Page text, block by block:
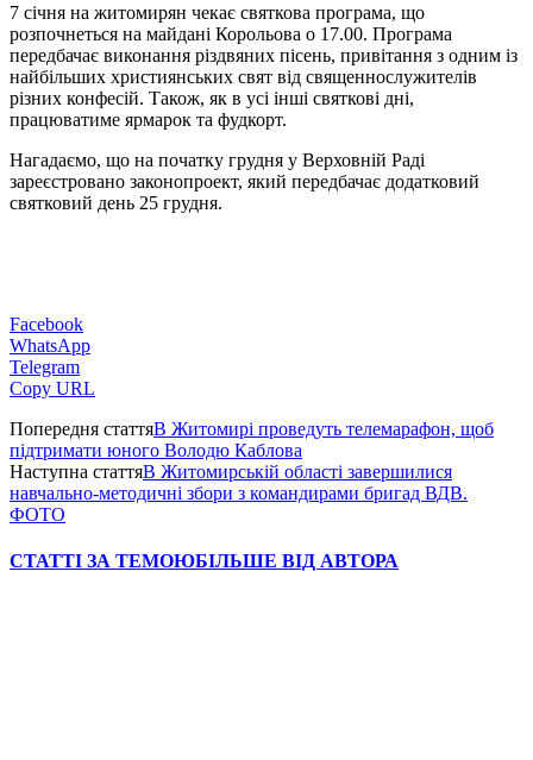
7 січня на житомирян чекає святкова програма, що
розпочнеться на майдані Корольова о 17.00. Програма
передбачає виконання різдвяних пісень, привітання з одним із
найбільших християнських свят від священнослужителів
різних конфесій. Також, як в усі інші святкові дні,
працюватиме ярмарок та фудкорт.
Нагадаємо, що на початку грудня у Верховній Раді
зареєстровано законопроект, який передбачає додатковий
святковий день 25 грудня.
Facebook
WhatsApp
Telegram
Copy URL
Попередня статтяВ Житомирі проведуть телемарафон, щоб
підтримати юного Володю Каблова
Наступна статтяВ Житомирській області завершилися
навчально-методичні збори з командирами бригад ВДВ.
ФОТО
СТАТТІ ЗА ТЕМОЮБІЛЬШЕ ВІД АВТОРА